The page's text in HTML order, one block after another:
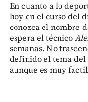
En cuanto a lo
hoy en el curso del
conozca el nombre
espera el técnico
semanas. No
definido el tema del
aunque es muy